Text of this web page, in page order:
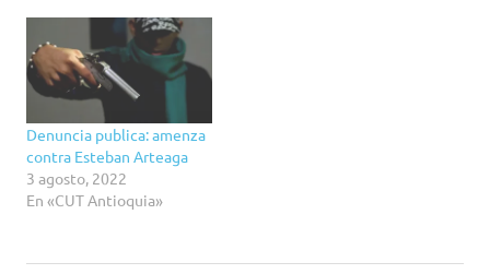
Denuncia publica: amenza
contra Esteban Arteaga
3 agosto, 2022
En «CUT Antioquia»